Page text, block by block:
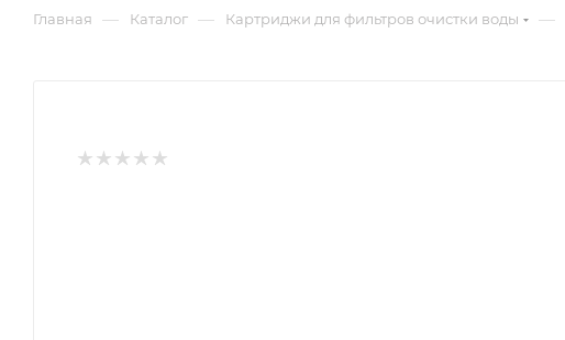
Главная — Каталог — Картриджи для фильтров очистки воды —